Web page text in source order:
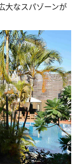
大なスパゾーンが